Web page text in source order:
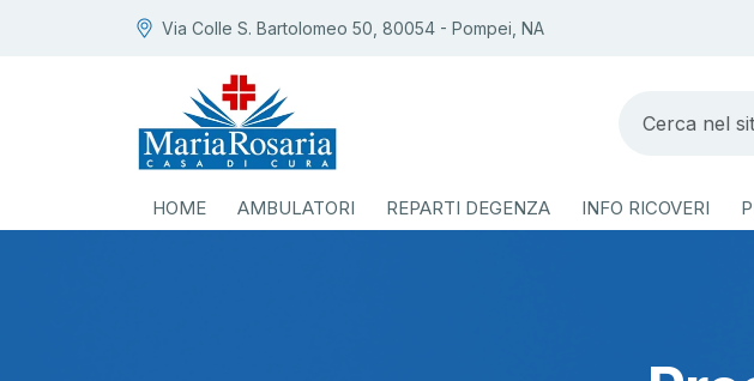
Via Colle S. Bartolomeo 50, 80054 - Pompei, NA
HOME AMBULATORI REPARTI DEGENZA INFO RICOVERI